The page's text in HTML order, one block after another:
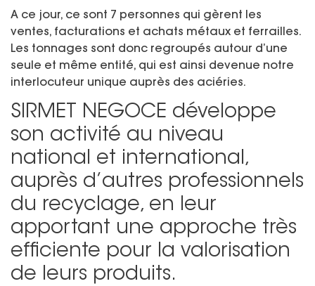
A ce jour, ce sont 7 personnes qui gèrent les
ventes, facturations et achats métaux et ferrailles.
Les tonnages sont donc regroupés autour d’une
seule et même entité, qui est ainsi devenue notre
interlocuteur unique auprès des aciéries.
SIRMET NEGOCE développe
son activité au niveau
national et international,
auprès d’autres professionnels
du recyclage, en leur
apportant une approche très
efficiente pour la valorisation
de leurs produits.